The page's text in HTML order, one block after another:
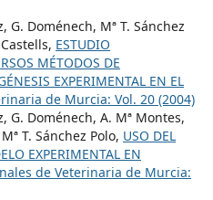
G. Doménech, Mª T. Sánchez
ESTUDIO
MÉTODOS DE
EXPERIMENTAL EN EL
de Murcia: Vol. 20 (2004)
G. Doménech, A. Mª Montes,
T. Sánchez Polo, USO DEL
EXPERIMENTAL EN
de Veterinaria de Murcia: